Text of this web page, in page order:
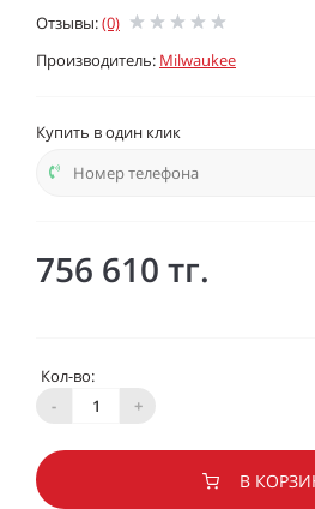
Отзывы:(0)
Производитель: Milwaukee
Купить в один клик
756 610 тг.
Кол-во:
-
+
В